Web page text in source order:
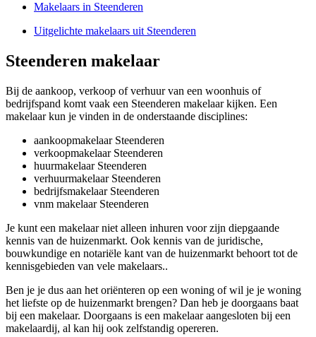
Makelaars in Steenderen
Uitgelichte makelaars uit Steenderen
Steenderen makelaar
Bij de aankoop, verkoop of verhuur van een woonhuis of
bedrijfspand komt vaak een Steenderen makelaar kijken. Een
makelaar kun je vinden in de onderstaande disciplines:
aankoopmakelaar Steenderen
verkoopmakelaar Steenderen
huurmakelaar Steenderen
verhuurmakelaar Steenderen
bedrijfsmakelaar Steenderen
vnm makelaar Steenderen
Je kunt een makelaar niet alleen inhuren voor zijn diepgaande
kennis van de huizenmarkt. Ook kennis van de juridische,
bouwkundige en notariële kant van de huizenmarkt behoort tot de
kennisgebieden van vele makelaars..
Ben je je dus aan het oriënteren op een woning of wil je je woning
het liefste op de huizenmarkt brengen? Dan heb je doorgaans baat
bij een makelaar. Doorgaans is een makelaar aangesloten bij een
makelaardij, al kan hij ook zelfstandig opereren.